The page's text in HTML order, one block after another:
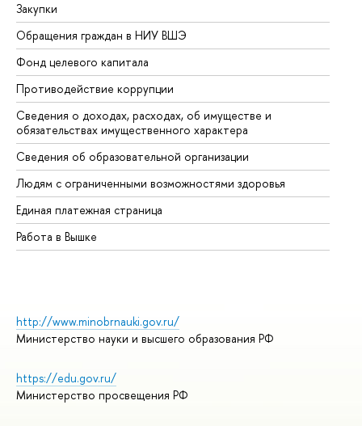
Закупки
Обращения граждан в НИУ ВШЭ
Фонд целевого капитала
Противодействие коррупции
Сведения о доходах, расходах, об имуществе и
обязательствах имущественного характера
Сведения об образовательной организации
Людям с ограниченными возможностями здоровья
Единая платежная страница
Работа в Вышке
http://www.minobrnauki.gov.ru/
Министерство науки и высшего образования РФ
https://edu.gov.ru/
Министерство просвещения РФ